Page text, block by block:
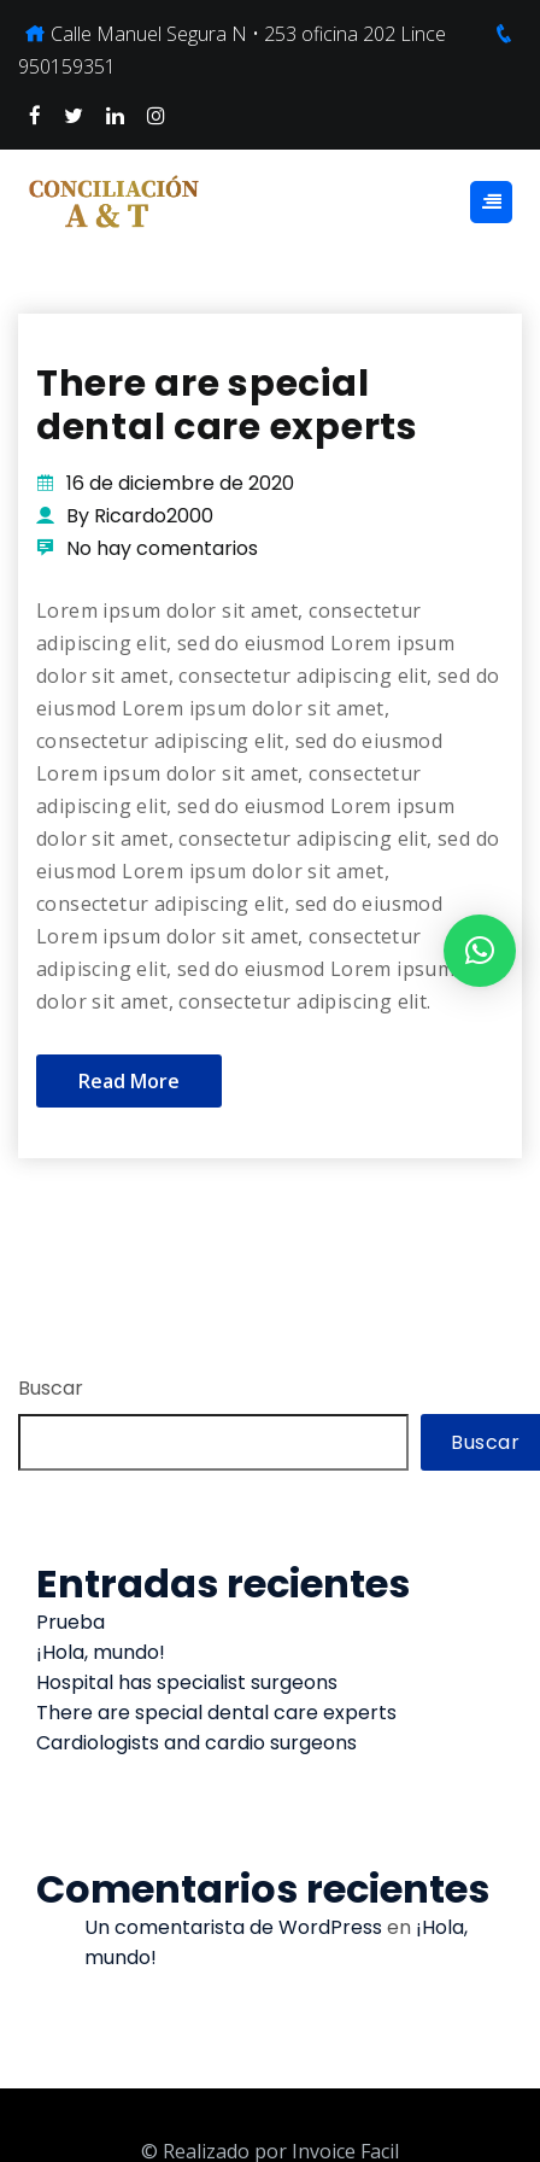
Calle Manuel Segura N • 253 oficina 202 Lince
950159351
There are special
dental care experts
16 de diciembre de 2020
By Ricardo2000
No hay comentarios
Lorem ipsum dolor sit amet, consectetur
adipiscing elit, sed do eiusmod Lorem ipsum
dolor sit amet, consectetur adipiscing elit, sed do
eiusmod Lorem ipsum dolor sit amet,
consectetur adipiscing elit, sed do eiusmod
Lorem ipsum dolor sit amet, consectetur
adipiscing elit, sed do eiusmod Lorem ipsum
dolor sit amet, consectetur adipiscing elit, sed do
eiusmod Lorem ipsum dolor sit amet,
consectetur adipiscing elit, sed do eiusmod
Lorem ipsum dolor sit amet, consectetur
adipiscing elit, sed do eiusmod Lorem ipsum
dolor sit amet, consectetur adipiscing elit.
Read More
Buscar
Buscar
Entradas recientes
Prueba
¡Hola, mundo!
Hospital has specialist surgeons
There are special dental care experts
Cardiologists and cardio surgeons
Comentarios recientes
Un comentarista de WordPressen ¡Hola,
mundo!
© Realizado por Invoice Facil